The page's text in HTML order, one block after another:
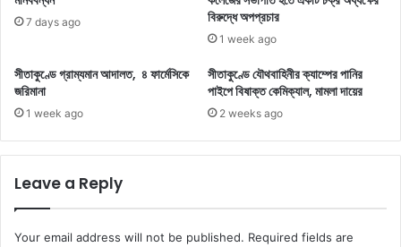
7 days ago
বিরুদ্ধে অপপ্রচার
1 week ago
সীতাকুণ্ডে গ্রাম্যমান আদালত, ৪ ফার্মেসিকে
জরিমানা
1 week ago
সীতাকুণ্ডে যৌথবাহিনীর ক্যাম্পের পানির
পাইপে বিষাক্ত কেমিক্যাল, মামলা দায়ের
2 weeks ago
Leave a Reply
Your email address will not be published. Required fields are